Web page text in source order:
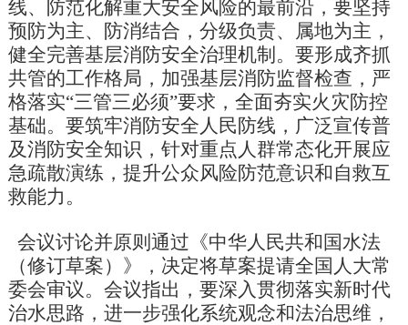
线、防范化解重大安全风险的最前沿，要坚持
预防为主、防消结合，分级负责、属地为主，
健全完善基层消防安全治理机制。要形成齐抓
共管的工作格局，加强基层消防监督检查，严
格落实“三管三必须”要求，全面夯实火灾防控
基础。要筑牢消防安全人民防线，广泛宣传普
及消防安全知识，针对重点人群常态化开展应
急疏散演练，提升公众风险防范意识和自救互
救能力。
会议讨论并原则通过《中华人民共和国水法
（修订草案）》，决定将草案提请全国人大常
委会审议。会议指出，要深入贯彻落实新时代
治水思路，进一步强化系统观念和法治思维，